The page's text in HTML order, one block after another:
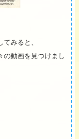
みると、
の動画を見つけまし